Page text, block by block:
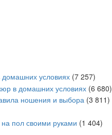
домашних условиях (7 257)
в домашних условиях (6 680)
ношения и выбора (3 811)
на пол своими руками (1 404)